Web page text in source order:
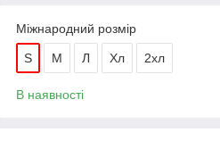
Міжнародний розмір
S M Л Хл 2хл
В наявності